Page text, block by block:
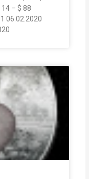
– $ 88
06.02.2020